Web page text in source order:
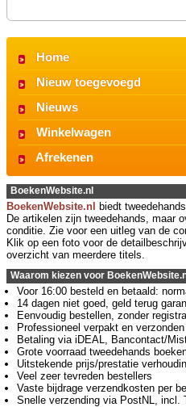
Home
Nieuw toegevoegd
Nieuws
Winkelwagen
Afrekenen
BoekenWebsite.nl
BoekenWebsite.nl
biedt
De artikelen zijn tweedehands, maar
conditie. Zie voor een uitleg van de
Klik op een foto voor de
overzicht van meerdere titels.
Waarom kiezen voor
Voor 16:00 besteld en betaald:
14 dagen niet goed, geld terug
Eenvoudig bestellen, zonder
Professioneel verpakt en verzonden
Betaling via iDEAL, Bancontact/
Grote voorraad tweedehands
Uitstekende prijs/prestatie
Veel zeer tevreden bestellers
Vaste bijdrage verzendkosten per
Snelle verzending via PostNL, incl.